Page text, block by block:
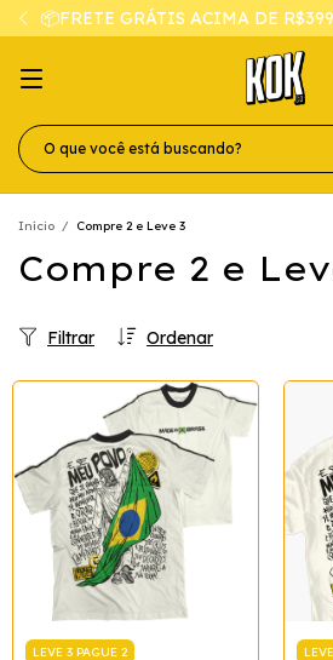
📦FRETE GRÁTIS ACIMA DE
Início / Compre 2 e Leve 3
Compre 2 e
Ordenar
Filtrar
LEVE 3 PAGUE 2